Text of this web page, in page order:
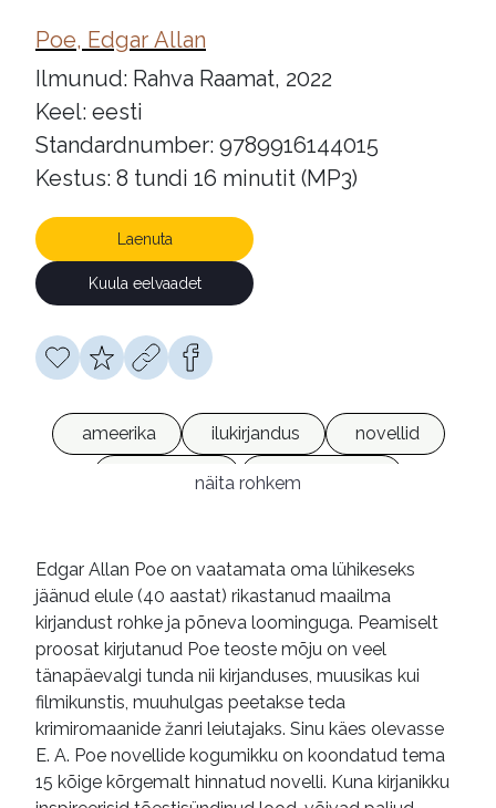
Poe, Edgar Allan
Ilmunud: Rahva Raamat, 2022
Keel: eesti
Standardnumber: 9789916144015
Kestus: 8 tundi 16 minutit (MP3)
Laenuta
Kuula eelvaadet
ameerika ilukirjandus
novellid
õudusjutud
heliraamatud
näita rohkem
Edgar Allan Poe on vaatamata oma lühikeseks
jäänud elule (40 aastat) rikastanud maailma
kirjandust rohke ja põneva loominguga. Peamiselt
proosat kirjutanud Poe teoste mõju on veel
tänapäevalgi tunda nii kirjanduses, muusikas kui
filmikunstis, muuhulgas peetakse teda
krimiromaanide žanri leiutajaks. Sinu käes olevasse
E. A. Poe novellide kogumikku on koondatud tema
15 kõige kõrgemalt hinnatud novelli. Kuna kirjanikku